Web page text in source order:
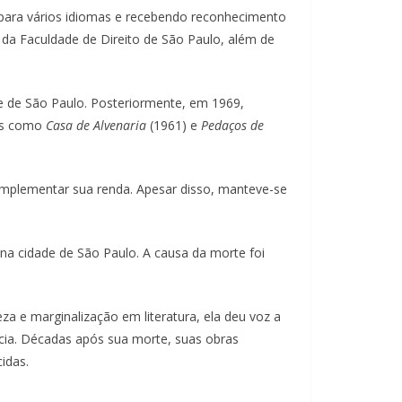
vários idiomas e recebendo reconhecimento
Faculdade de Direito de São Paulo, além de
São Paulo. Posteriormente, em 1969,
como Casa de Alvenaria (1961) e Pedaços de
sua renda. Apesar disso, manteve-se
cidade de São Paulo. A causa da morte foi
e marginalização em literatura, ela deu voz a
Décadas após sua morte, suas obras